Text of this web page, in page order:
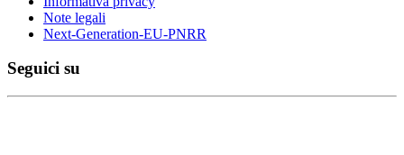
Note legali
Next-Generation-EU-PNRR
Seguici su